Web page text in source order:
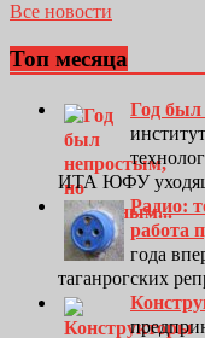
Все новости
Топ месяца
Год
ИТА ЮФУ
Радио:
работа
года
таганрогских